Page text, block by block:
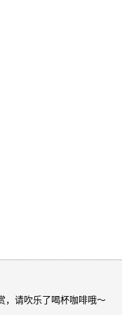
，请吹乐了喝杯咖啡哦～